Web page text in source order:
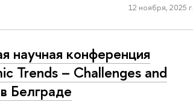
12 ноября, 2025 г.
научная конференция
Trends – Challenges and
Белграде